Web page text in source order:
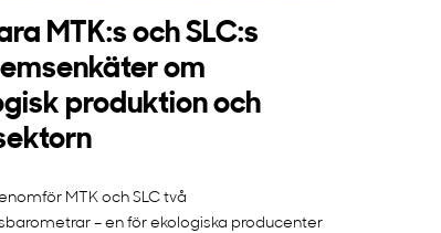
MTK:s och SLC:s
om
produktion och
MTK och SLC två
– en för ekologiska producenter